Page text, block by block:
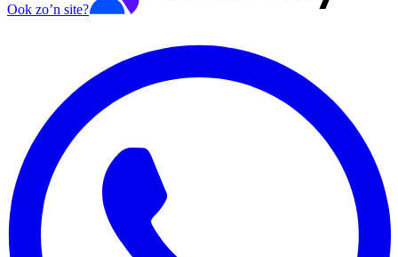
Ook zo’n site?